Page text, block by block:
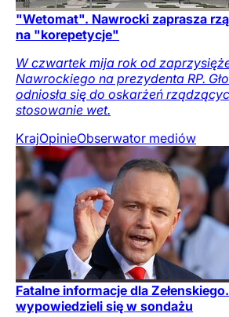
"Wetomat". Nawrocki zaprasza
na "korepetycje"
W czwartek mija rok od
Nawrockiego na prezydenta RP.
odniosła się do oskarżeń
stosowanie wet.
KrajOpinieObserwator mediów
Fatalne informacje dla
wypowiedzieli się w sondażu